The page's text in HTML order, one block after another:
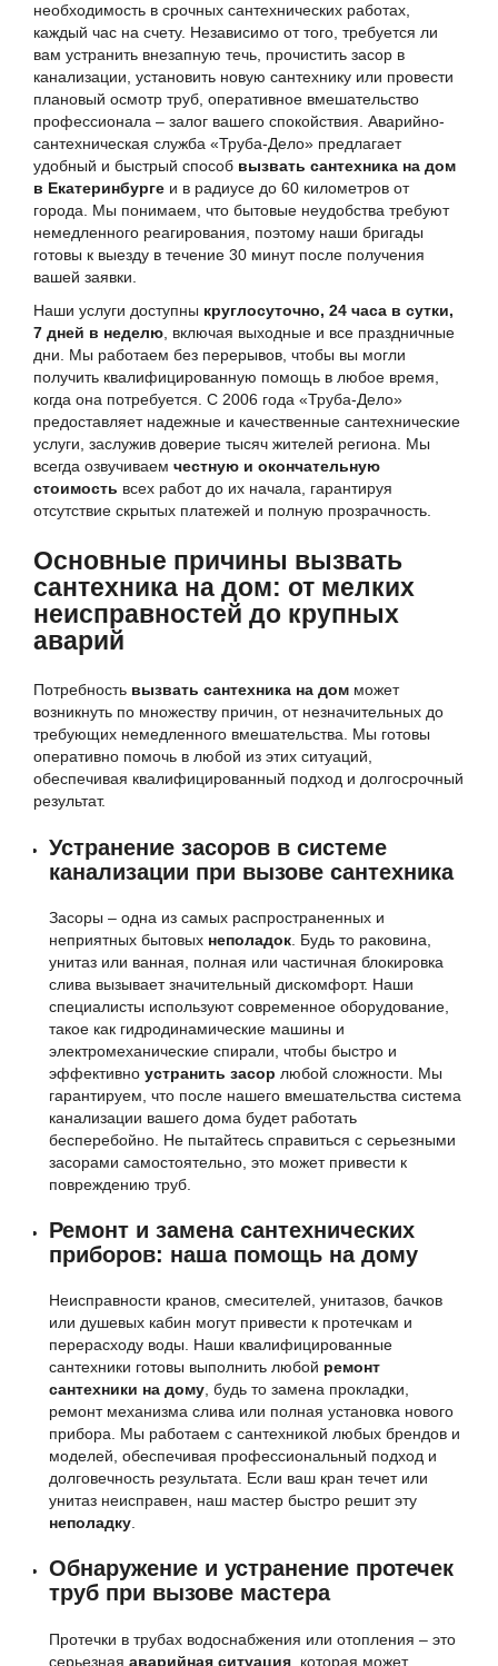
необходимость в срочных сантехнических работах,
каждый час на счету. Независимо от того, требуется ли
вам устранить внезапную течь, прочистить засор в
канализации, установить новую сантехнику или провести
плановый осмотр труб, оперативное вмешательство
профессионала – залог вашего спокойствия. Аварийно-
сантехническая служба «Труба-Дело» предлагает
удобный и быстрый способ вызвать сантехника на дом
в Екатеринбурге и в радиусе до 60 километров от
города. Мы понимаем, что бытовые неудобства требуют
немедленного реагирования, поэтому наши бригады
готовы к выезду в течение 30 минут после получения
вашей заявки.
Наши услуги доступны круглосуточно, 24 часа в сутки,
7 дней в неделю , включая выходные и все праздничные
дни. Мы работаем без перерывов, чтобы вы могли
получить квалифицированную помощь в любое время,
когда она потребуется. С 2006 года «Труба-Дело»
предоставляет надежные и качественные сантехнические
услуги, заслужив доверие тысяч жителей региона. Мы
всегда озвучиваем честную и окончательную
стоимость всех работ до их начала, гарантируя
отсутствие скрытых платежей и полную прозрачность.
Основные причины вызвать
сантехника на дом: от мелких
неисправностей до крупных
аварий
Потребность вызвать сантехника на дом может
возникнуть по множеству причин, от незначительных до
требующих немедленного вмешательства. Мы готовы
оперативно помочь в любой из этих ситуаций,
обеспечивая квалифицированный подход и долгосрочный
результат.
Устранение засоров в системе
канализации при вызове сантехника
Засоры – одна из самых распространенных и
неприятных бытовых неполадок . Будь то раковина,
унитаз или ванная, полная или частичная блокировка
слива вызывает значительный дискомфорт. Наши
специалисты используют современное оборудование,
такое как гидродинамические машины и
электромеханические спирали, чтобы быстро и
эффективно устранить засор любой сложности. Мы
гарантируем, что после нашего вмешательства система
канализации вашего дома будет работать
бесперебойно. Не пытайтесь справиться с серьезными
засорами самостоятельно, это может привести к
повреждению труб.
Ремонт и замена сантехнических
приборов: наша помощь на дому
Неисправности кранов, смесителей, унитазов, бачков
или душевых кабин могут привести к протечкам и
перерасходу воды. Наши квалифицированные
сантехники готовы выполнить любой ремонт
сантехники на дому, будь то замена прокладки,
ремонт механизма слива или полная установка нового
прибора. Мы работаем с сантехникой любых брендов и
моделей, обеспечивая профессиональный подход и
долговечность результата. Если ваш кран течет или
унитаз неисправен, наш мастер быстро решит эту
неполадку.
Обнаружение и устранение протечек
труб при вызове мастера
Протечки в трубах водоснабжения или отопления – это
серьезная аварийная ситуация , которая может